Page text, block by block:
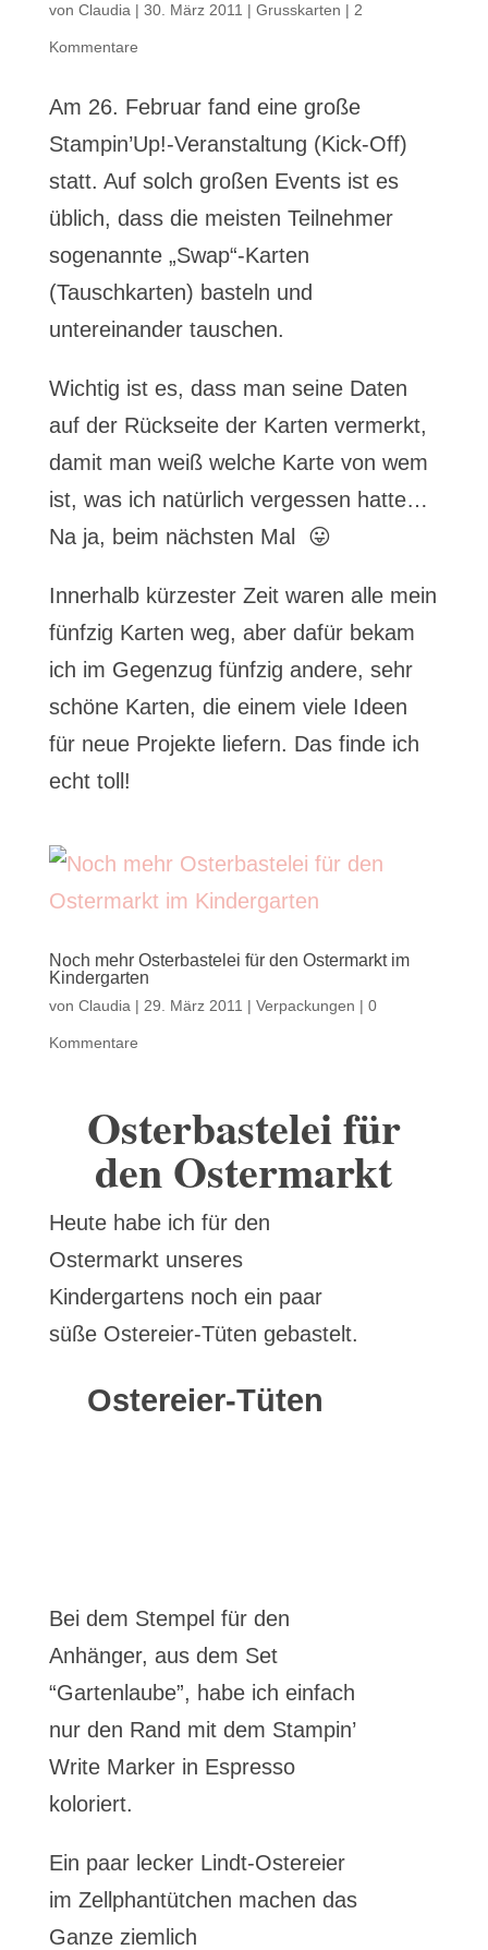
von Claudia | 30. März 2011 | Grusskarten | 2
Kommentare
Am 26. Februar fand eine große
Stampin’Up!-Veranstaltung (Kick-Off)
statt. Auf solch großen Events ist es
üblich, dass die meisten Teilnehmer
sogenannte „Swap“-Karten
(Tauschkarten) basteln und
untereinander tauschen.
Wichtig ist es, dass man seine Daten
auf der Rückseite der Karten vermerkt,
damit man weiß welche Karte von wem
ist, was ich natürlich vergessen hatte…
Na ja, beim nächsten Mal 😛
Innerhalb kürzester Zeit waren alle mein
fünfzig Karten weg, aber dafür bekam
ich im Gegenzug fünfzig andere, sehr
schöne Karten, die einem viele Ideen
für neue Projekte liefern. Das finde ich
echt toll!
Noch mehr Osterbastelei für den Ostermarkt im
Kindergarten
von Claudia | 29. März 2011 | Verpackungen | 0
Kommentare
Osterbastelei für
den Ostermarkt
Heute habe ich für den
Ostermarkt unseres
Kindergartens noch ein paar
süße Ostereier-Tüten gebastelt.
Ostereier-Tüten
Bei dem Stempel für den
Anhänger, aus dem Set
“Gartenlaube”, habe ich einfach
nur den Rand mit dem Stampin’
Write Marker in Espresso
koloriert.
Ein paar lecker Lindt-Ostereier
im Zellphantütchen machen das
Ganze ziemlich